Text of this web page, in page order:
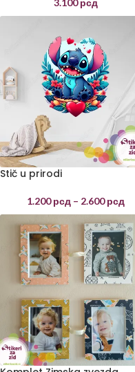
3.100рсд
Stič u prirodi
1.200рсд – 2.600рсд